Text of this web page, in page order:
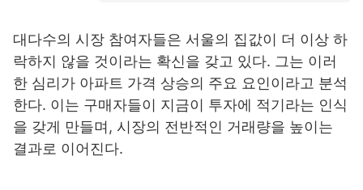
대다수의 시장 참여자들은 서울의 집값이 더 이상 하
락하지 않을 것이라는 확신을 갖고 있다. 그는 이러
한 심리가 아파트 가격 상승의 주요 요인이라고 분석
한다. 이는 구매자들이 지금이 투자에 적기라는 인식
을 갖게 만들며, 시장의 전반적인 거래량을 높이는
결과로 이어진다.